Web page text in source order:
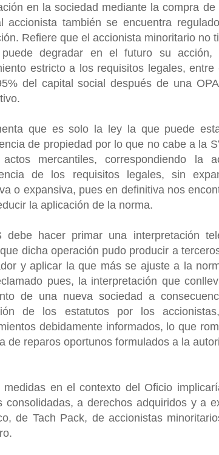
en la sociedad mediante la compra
accionista también se encuentra
Refiere que el accionista minoritario no
degradar en el futuro su
estricto a los requisitos legales,
del capital social después de una
que es solo la ley la que puede
de propiedad por lo que no cabe a la
mercantiles, correspondiendo la
de los requisitos legales, sin
o expansiva, pues en definitiva nos
la aplicación de la norma.
debe hacer primar una interpretación
dicha operación pudo producir a
y aplicar la que más se ajuste a la
pues, la interpretación que
de una nueva sociedad a
de los estatutos por los
debidamente informados, lo que
de reparos oportunos formulados a la
medidas en el contexto del Oficio
consolidadas, a derechos adquiridos y a
de Tach Pack, de accionistas